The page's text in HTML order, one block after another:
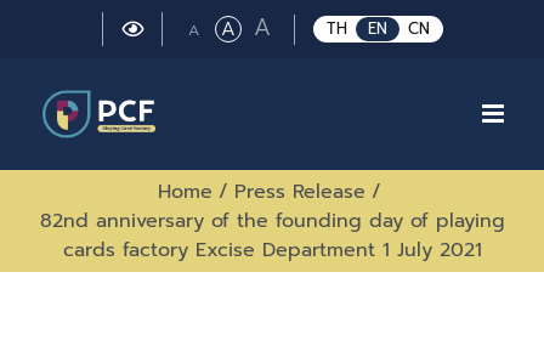
TH EN CN
A Small
ARegular
ALarge
font
Home / Press Release /
82nd anniversary of the founding day of playing
cards factory Excise Department 1 July 2021